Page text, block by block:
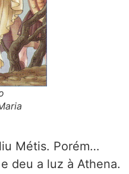
Métis. Porém…
deu a luz à Athena.